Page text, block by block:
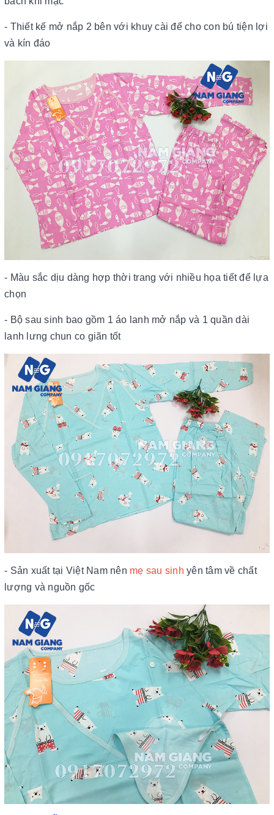
- Thiết kế mở nắp 2 bên với khuy cài để cho con bú tiện lợi
và kín đáo
- Màu sắc dịu dàng hợp thời trang với nhiều họa tiết để lựa
chọn
- Bộ sau sinh bao gồm 1 áo lanh mở nắp và 1 quần dài
lanh lưng chun co giãn tốt
- Sản xuất tại Việt Nam nên mẹ sau sinh yên tâm về chất
lượng và nguồn gốc